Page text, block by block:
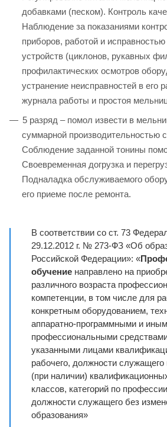
добавками (песком). Контроль
Наблюдение за показаниями
приборов, работой и
устройств (циклонов, рукавных
профилактических осмотров
устранение неисправностей в его
журнала работы и простоя
5 разряд – помол извести в
суммарной производительностью
Соблюдение заданной тонины
Своевременная догрузка и
Подналадка обслуживаемого
его приеме после ремонта.
В соответствии со ст. 73
29.12.2012 г. № 273-ФЗ «Об
Российской Федерации»: «
обучение направлено на
различного возраста
компетенции, в том числе для
конкретным оборудованием,
аппаратно-программными и
профессиональными
указанными лицами
рабочего, должности
(при наличии)
классов, категорий по
должности служащего без
образования»